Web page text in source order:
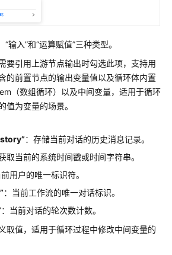
输入”和“运算赋值”三种类型。
要引用上游节点输出时勾选此项，支持用
的前置节点的输出变量值以及循环体内置
（数组循环）以及中间变量，适用于循环
值为变量的场景。
：存储当前对话的历史消息记录。
取当前的系统时间戳或时间字符串。
用户的唯一标识符。
：当前工作流的唯一对话标识。
：当前对话的轮次数计数。
取值，适用于循环过程中修改中间变量的